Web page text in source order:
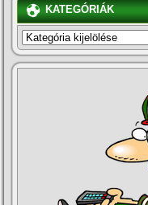
KATEGÓRIÁK
KATEGÓRIÁK